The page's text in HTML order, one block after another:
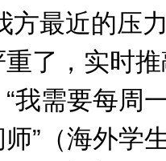
方最近的压
了，实时
我需要每周
”（海外学